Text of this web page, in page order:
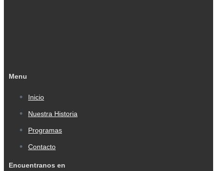
Menu
Inicio
Nuestra Historia
Programas
Contacto
Encuentranos en